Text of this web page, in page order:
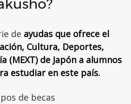
de ayudas que ofrece el
Cultura, Deportes,
(MEXT) de Japón a alumnos
estudiar en este país.
de becas